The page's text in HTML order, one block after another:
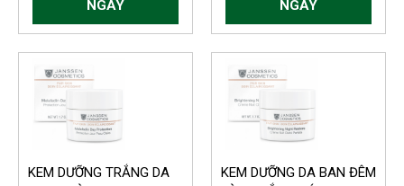
NGAY
NGAY
KEM DƯỠNG TRẮNG DA
KEM DƯỠNG DA BAN ĐÊM